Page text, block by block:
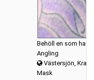
Behöll en som
Angling
Västersjön,
Mask